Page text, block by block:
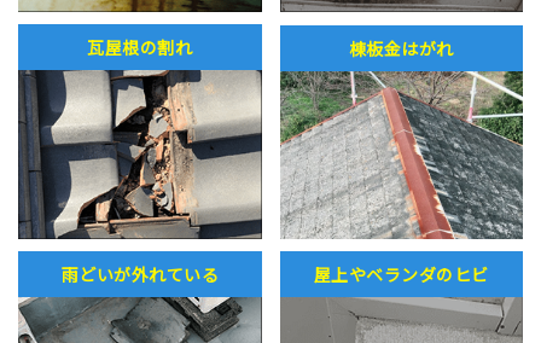
瓦屋根の割れ 棟板金はがれ
雨どいが外れている 屋上やベランダのヒビ